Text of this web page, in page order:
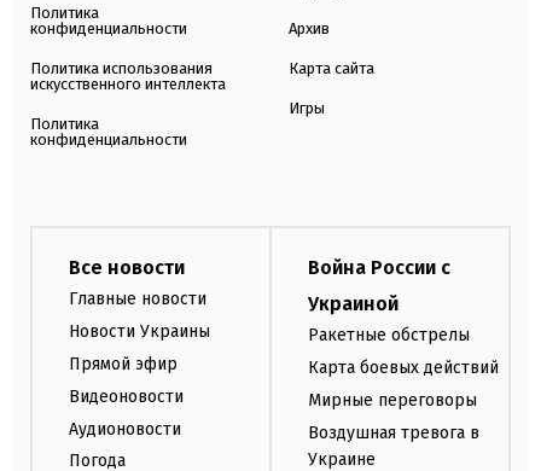
Политика
конфиденциальности
Политика использования
искусственного интеллекта
Политика
конфиденциальности
Архив
Карта сайта
Игры
Все новости
Главные новости
Новости Украины
Прямой эфир
Видеоновости
Аудионовости
Погода
Война России с
Украиной
Ракетные обстрелы
Карта боевых действий
Мирные переговоры
Воздушная тревога в
Украине